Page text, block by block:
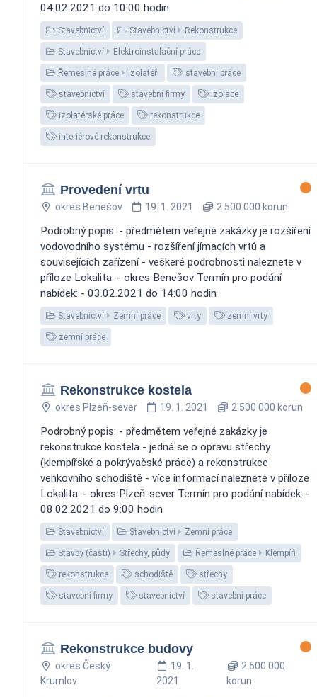
04.02.2021 do 10:00 hodin
Stavebnictví Stavebnictví Rekonstrukce
Stavebnictví Elektroinstalační práce
Řemeslné práce Izolatéři stavební práce
stavebnictví stavební firmy izolace
izolatérské práce rekonstrukce
interiérové rekonstrukce
Provedení vrtu
okres Benešov 19. 1. 2021 2 500 000 korun
Podrobný popis: - předmětem veřejné zakázky je rozšíření
vodovodního systému - rozšíření jímacích vrtů a
souvisejících zařízení - veškeré podrobnosti naleznete v
příloze Lokalita: - okres Benešov Termín pro podání
nabídek: - 03.02.2021 do 14:00 hodin
Stavebnictví Zemní práce vrty zemní vrty
zemní práce
Rekonstrukce kostela
okres Plzeň-sever 19. 1. 2021 2 500 000 korun
Podrobný popis: - předmětem veřejné zakázky je
rekonstrukce kostela - jedná se o opravu střechy
(klempířské a pokrývačské práce) a rekonstrukce
venkovního schodiště - více informací naleznete v příloze
Lokalita: - okres Plzeň-sever Termín pro podání nabídek: -
08.02.2021 do 9:00 hodin
Stavebnictví Stavebnictví Zemní práce
Stavby (části) Střechy, půdy Řemeslné práce Klempíři
rekonstrukce schodiště střechy
stavební firmy stavebnictví stavební práce
Rekonstrukce budovy
okres Český
Krumlov
19. 1.
2021
2 500 000
korun